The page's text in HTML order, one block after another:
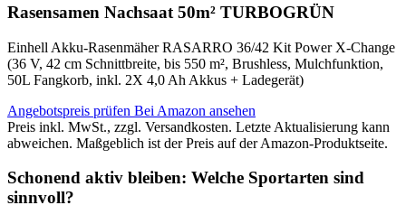
Rasensamen Nachsaat 50m² TURBOGRÜN
Einhell Akku-Rasenmäher RASARRO 36/42 Kit Power X-Change
(36 V, 42 cm Schnittbreite, bis 550 m², Brushless, Mulchfunktion,
50L Fangkorb, inkl. 2X 4,0 Ah Akkus + Ladegerät)
Angebotspreis prüfen Bei Amazon ansehen
Preis inkl. MwSt., zzgl. Versandkosten. Letzte Aktualisierung kann
abweichen. Maßgeblich ist der Preis auf der Amazon-Produktseite.
Schonend aktiv bleiben: Welche Sportarten sind
sinnvoll?